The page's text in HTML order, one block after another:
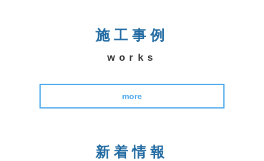
施工事例
works
more
新着情報